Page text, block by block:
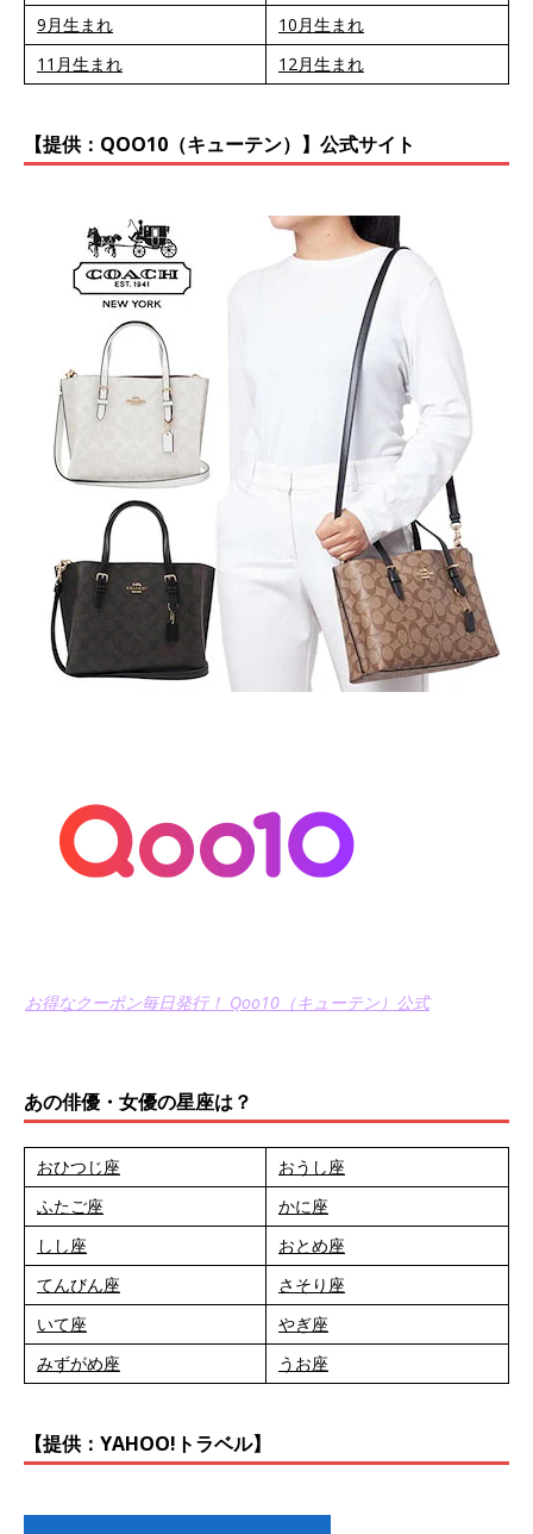
9月生まれ
10月生まれ
11月生まれ
12月生まれ
【提供：QOO10（キューテン）】公式サイト
お得なクーポン毎日発行！ Qoo10（キューテン）公式
あの俳優・女優の星座は？
おひつじ座
おうし座
ふたご座
かに座
しし座
おとめ座
てんびん座
さそり座
いて座
やぎ座
みずがめ座
うお座
【提供：YAHOO!トラベル】